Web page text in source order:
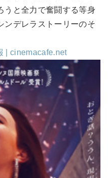
うと全力で奮闘する等身
ンデレラストーリーのそ
| cinemacafe.net